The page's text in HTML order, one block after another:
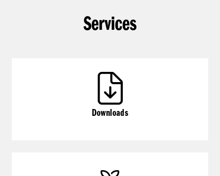
Services
Downloads